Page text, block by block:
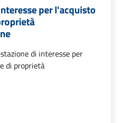
per l'acquisto
di interesse per
di proprietà